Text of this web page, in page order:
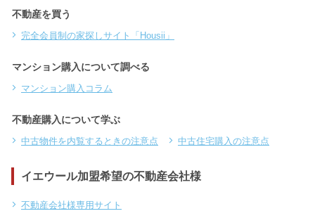
不動産を買う
完全会員制の家探しサイト「Housii」
マンション購入について調べる
マンション購入コラム
不動産購入について学ぶ
中古物件を内覧するときの注意点 中古住宅購入の注意点
イエウール加盟希望の不動産会社様
不動産会社様専用サイト